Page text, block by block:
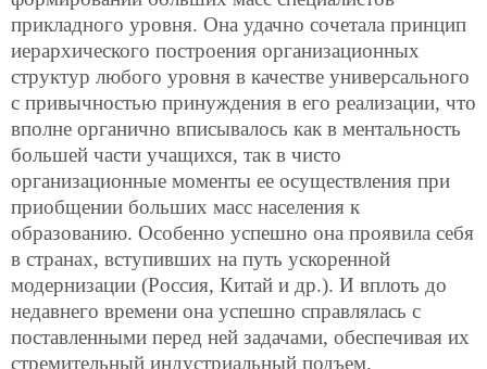
прикладного уровня. Она удачно сочетала принцип
иерархического построения организационных
структур любого уровня в качестве универсального
с привычностью принуждения в его реализации, что
вполне органично вписывалось как в ментальность
большей части учащихся, так в чисто
организационные моменты ее осуществления при
приобщении больших масс населения к
образованию. Особенно успешно она проявила себя
в странах, вступивших на путь ускоренной
модернизации (Россия, Китай и др.). И вплоть до
недавнего времени она успешно справлялась с
поставленными перед ней задачами, обеспечивая их
стремительный индустриальный подъем.